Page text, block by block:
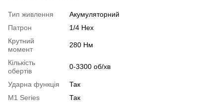
Тип живлення
Акумуляторний
Патрон
1/4 Нех
Крутний
момент
280 Нм
Кількість
обертів
0-3300 об/хв
Ударна функція
Так
М1 Series
Так